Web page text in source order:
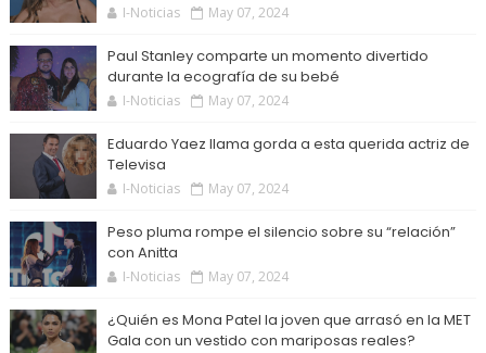
I-Noticias May 07, 2024
Paul Stanley comparte un momento divertido
durante la ecografía de su bebé
I-Noticias May 07, 2024
Eduardo Yaez llama gorda a esta querida actriz de
Televisa
I-Noticias May 07, 2024
Peso pluma rompe el silencio sobre su “relación”
con Anitta
I-Noticias May 07, 2024
¿Quién es Mona Patel la joven que arrasó en la MET
Gala con un vestido con mariposas reales?